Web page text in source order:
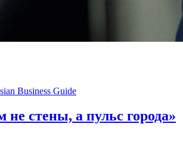
Business Guide
не стены, а пульс города»